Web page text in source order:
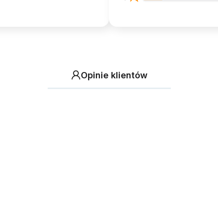
Opinie klientów